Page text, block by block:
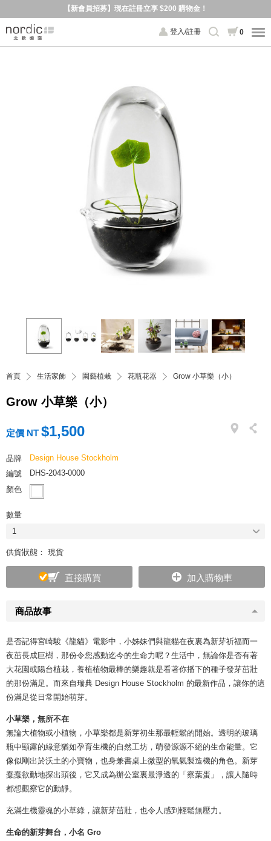
【新會員招募】現在註冊立享 $200 購物金！
登入/註冊 0
首頁 生活家飾 園藝植栽 花瓶花器 Grow 小草樂（小）
Grow 小草樂（小）
商品故事
是否記得宮崎駿《龍貓》電影中，小姊妹們與龍貓在夜裏為新芽祈福而一
夜茁長成巨樹，那份令您感動迄今的生命力呢？生活中，無論你是否有著
大花園或陽台植栽，養植植物最棒的樂趣就是看著你播下的種子發芽茁壯
的那份滿足。而來自瑞典 Design House Stockholm 的最新作品，讓你的這
份滿足從日常開始萌芽。
小草樂，無所不在
無論大植物或小植物，小草樂都是新芽初生那最輕鬆的開始。透明的玻璃
瓶中顯露的綠意猶如孕育生機的自然工坊，萌發源源不絕的生命能量。它
像似剛出於沃土的小寶物，也身兼書桌上微型的氧氣製造機的角色。新芽
蠢蠢欲動地探出頭後，它又成為辦公室裏最淨透的「察葉蛋」，讓人隨時
都想觀察它的動靜。
充滿生機靈魂的小草綠，讓新芽茁壯，也令人感到輕鬆無壓力。
生命的新芽舞台，小名 Gro
定價 NT $1,500
品牌
Design House Stockholm
編號
DHS-2043-0000
顏色
數量
1
供貨狀態： 現貨
直接購買 加入購物車